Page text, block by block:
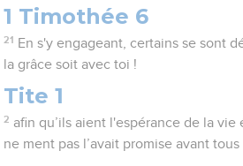
1 Timothée 6
21 En s'y engageant, certains se sont
la grâce soit avec toi !
Tite 1
2 afin qu’ils aient l'espérance de la
ne ment pas l’avait promise avant tous